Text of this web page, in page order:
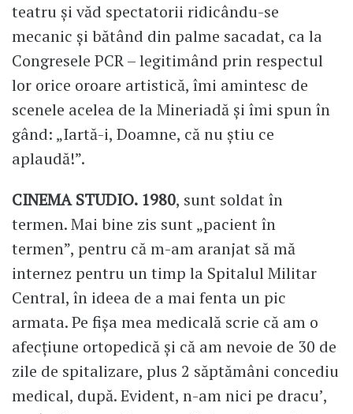
teatru și văd spectatorii ridicându-se
mecanic și bătând din palme sacadat, ca la
Congresele PCR – legitimând prin respectul
lor orice oroare artistică, îmi amintesc de
scenele acelea de la Mineriadă și îmi spun în
gând: „Iartă-i, Doamne, că nu știu ce
aplaudă!”.
CINEMA STUDIO. 1980, sunt soldat în
termen. Mai bine zis sunt „pacient în
termen”, pentru că m-am aranjat să mă
internez pentru un timp la Spitalul Militar
Central, în ideea de a mai fenta un pic
armata. Pe fișa mea medicală scrie că am o
afecțiune ortopedică și că am nevoie de 30 de
zile de spitalizare, plus 2 săptămâni concediu
medical, după. Evident, n-am nici pe dracu’,